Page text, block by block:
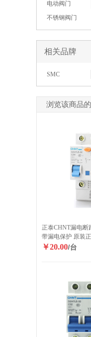
电动阀门
不锈钢阀门
相关品牌
SMC
浏览该商品
正泰CHNT漏电断
带漏电保护 原装
￥20.00/台